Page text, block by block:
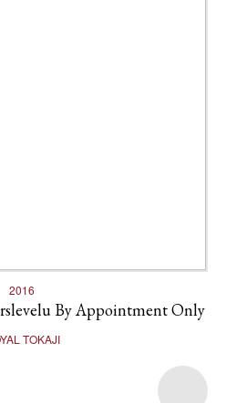
2016
By Appointment Only
TOKAJI